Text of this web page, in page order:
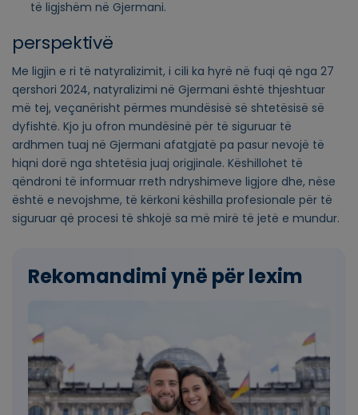
të ligjshëm në Gjermani.
perspektivë
Me ligjin e ri të natyralizimit, i cili ka hyrë në fuqi që nga 27
qershori 2024, natyralizimi në Gjermani është thjeshtuar
më tej, veçanërisht përmes mundësisë së shtetësisë së
dyfishtë. Kjo ju ofron mundësinë për të siguruar të
ardhmen tuaj në Gjermani afatgjatë pa pasur nevojë të
hiqni dorë nga shtetësia juaj origjinale. Këshillohet të
qëndroni të informuar rreth ndryshimeve ligjore dhe, nëse
është e nevojshme, të kërkoni këshilla profesionale për të
siguruar që procesi të shkojë sa më mirë të jetë e mundur.
Rekomandimi ynë për lexim